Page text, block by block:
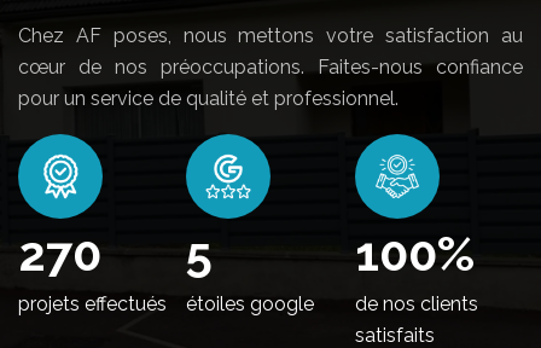
Chez AF poses, nous mettons votre satisfaction au
cœur de nos préoccupations. Faites-nous confiance
pour un service de qualité et professionnel.
324
projets effectués
5
étoiles google
100%
de nos clients
satisfaits